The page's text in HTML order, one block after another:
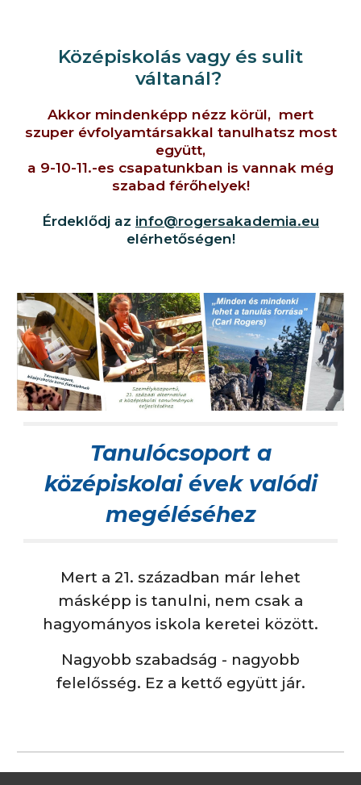
Középiskolás vagy és sulit
váltanál?
Akkor mindenképp nézz körül, mert
szuper évfolyamtársakkal tanulhatsz most
együtt,
a 9-10-11.-es csapatunkban is vannak még
szabad férőhelyek!
Érdeklődj az info@rogersakademia.eu
elérhetőségen!
Tanulócsoport a
középiskolai évek valódi
megéléséhez
Mert a 21. században már lehet
másképp is tanulni, nem csak a
hagyományos iskola keretei között.
Nagyobb szabadság - nagyobb
felelősség. Ez a kettő együtt jár.